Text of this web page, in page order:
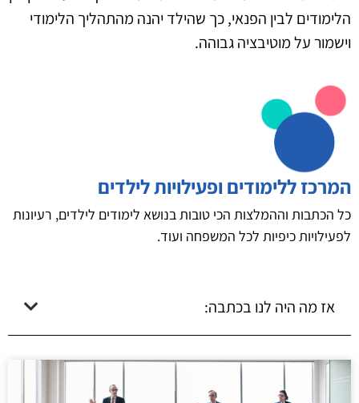
הלימודים לבין הפנאי, כך שהילד יהנה מהתהליך הלימודי
וישמור על מוטיבציה גבוהה.
המרכז ללימודים ופעילויות לילדים
כל הכתבות וההמלצות הכי טובות בנושא לימודים לילדים, רעיונות
לפעילויות כיפיות לכל המשפחה ועוד.
אז מה היה לנו בכתבה: